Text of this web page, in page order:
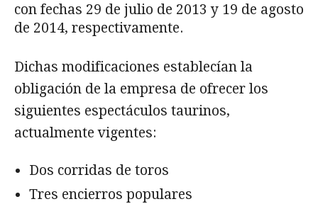
con fechas 29 de julio de 2013 y 19 de agosto
de 2014, respectivamente.
Dichas modificaciones establecían la
obligación de la empresa de ofrecer los
siguientes espectáculos taurinos,
actualmente vigentes:
Dos corridas de toros
Tres encierros populares